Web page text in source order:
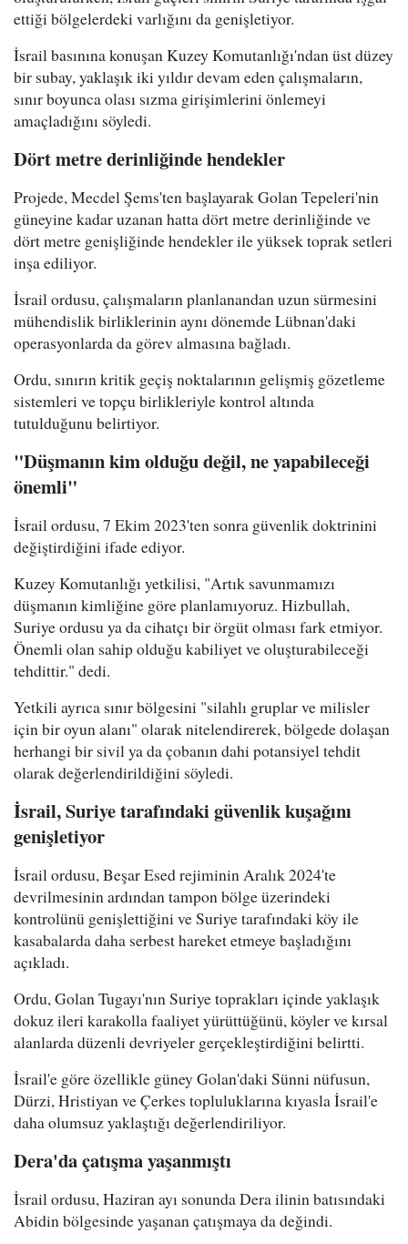
ettiği bölgelerdeki varlığını da genişletiyor.
İsrail basınına konuşan Kuzey Komutanlığı'ndan üst düzey
bir subay, yaklaşık iki yıldır devam eden çalışmaların,
sınır boyunca olası sızma girişimlerini önlemeyi
amaçladığını söyledi.
Dört metre derinliğinde hendekler
Projede, Mecdel Şems'ten başlayarak Golan Tepeleri'nin
güneyine kadar uzanan hatta dört metre derinliğinde ve
dört metre genişliğinde hendekler ile yüksek toprak setleri
inşa ediliyor.
İsrail ordusu, çalışmaların planlanandan uzun sürmesini
mühendislik birliklerinin aynı dönemde Lübnan'daki
operasyonlarda da görev almasına bağladı.
Ordu, sınırın kritik geçiş noktalarının gelişmiş gözetleme
sistemleri ve topçu birlikleriyle kontrol altında
tutulduğunu belirtiyor.
"Düşmanın kim olduğu değil, ne yapabileceği
önemli"
İsrail ordusu, 7 Ekim 2023'ten sonra güvenlik doktrinini
değiştirdiğini ifade ediyor.
Kuzey Komutanlığı yetkilisi, "Artık savunmamızı
düşmanın kimliğine göre planlamıyoruz. Hizbullah,
Suriye ordusu ya da cihatçı bir örgüt olması fark etmiyor.
Önemli olan sahip olduğu kabiliyet ve oluşturabileceği
tehdittir." dedi.
Yetkili ayrıca sınır bölgesini "silahlı gruplar ve milisler
için bir oyun alanı" olarak nitelendirerek, bölgede dolaşan
herhangi bir sivil ya da çobanın dahi potansiyel tehdit
olarak değerlendirildiğini söyledi.
İsrail, Suriye tarafındaki güvenlik kuşağını
genişletiyor
İsrail ordusu, Beşar Esed rejiminin Aralık 2024'te
devrilmesinin ardından tampon bölge üzerindeki
kontrolünü genişlettiğini ve Suriye tarafındaki köy ile
kasabalarda daha serbest hareket etmeye başladığını
açıkladı.
Ordu, Golan Tugayı'nın Suriye toprakları içinde yaklaşık
dokuz ileri karakolla faaliyet yürüttüğünü, köyler ve kırsal
alanlarda düzenli devriyeler gerçekleştirdiğini belirtti.
İsrail'e göre özellikle güney Golan'daki Sünni nüfusun,
Dürzi, Hristiyan ve Çerkes topluluklarına kıyasla İsrail'e
daha olumsuz yaklaştığı değerlendiriliyor.
Dera'da çatışma yaşanmıştı
İsrail ordusu, Haziran ayı sonunda Dera ilinin batısındaki
Abidin bölgesinde yaşanan çatışmaya da değindi.